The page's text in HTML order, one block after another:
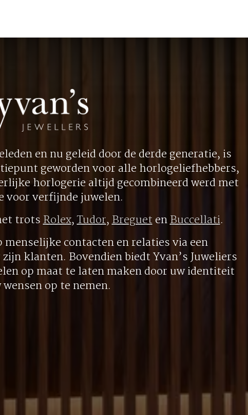
en nu geleid door de derde generatie, is
geworden voor alle horlogeliefhebbers,
horlogerie altijd gecombineerd werd met
voor verfijnde juwelen.
trotsRolex,Tudor,BreguetenBuccellati.
menselijke contacten en relaties via een
klanten. Bovendien biedt Yvan’s Juweliers
op maat te laten maken door uw identiteit
op te nemen.